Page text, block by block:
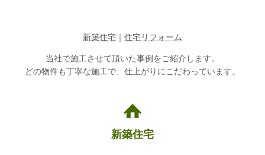
新築住宅 ｜ 住宅リフォーム
当社で施工させて頂いた事例をご紹介します。
どの物件も丁寧な施工で、仕上がりにこだわっています。
新築住宅